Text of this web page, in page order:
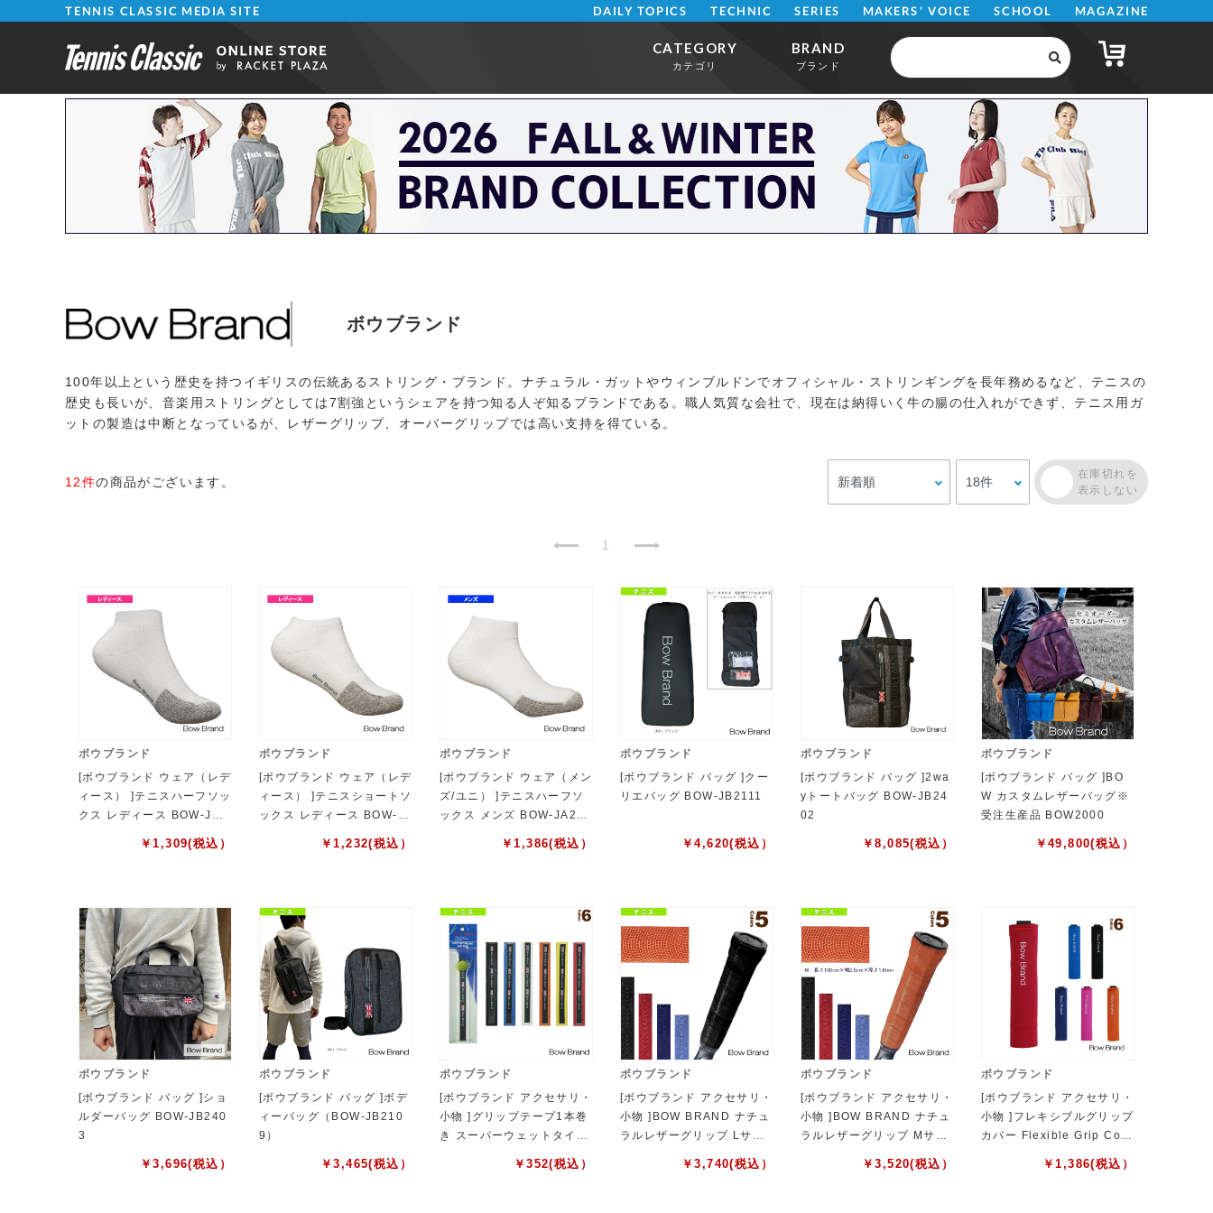
TENNIS CLASSIC MEDIA SITE DAILY TOPICS TECHNIC SERIES MAKERS' VOICE SCHOOL MAGAZINE
CATEGORY
カテゴリ
BRAND
ブランド
ボウブランド
100年以上という歴史を持つイギリスの伝統あるストリング・ブランド。ナチュラル・ガットやウィンブルドンでオフィシャル・ストリンギングを長年務めるなど、テニスの
歴史も長いが、音楽用ストリングとしては7割強というシェアを持つ知る人ぞ知るブランドである。職人気質な会社で、現在は納得いく牛の腸の仕入れができず、テニス用ガ
ットの製造は中断となっているが、レザーグリップ、オーバーグリップでは高い支持を得ている。
12件の商品がございます。
1
ボウブランド
[ボウブランド ウェア（レデ
ィース） ]テニスハーフソッ
クス レディース BOW-JA2
￥1,309(税込）
ボウブランド
[ボウブランド ウェア（レデ
ィース） ]テニスショートソ
ックス レディース BOW-J
￥1,232(税込）
ボウブランド
[ボウブランド ウェア（メン
ズ/ユニ） ]テニスハーフソ
ックス メンズ BOW-JA240
￥1,386(税込）
ボウブランド
[ボウブランド バッグ ]クー
リエバッグ BOW-JB2111
￥4,620(税込）
ボウブランド
[ボウブランド バッグ ]2wa
yトートバッグ BOW-JB24
02
￥8,085(税込）
ボウブランド
[ボウブランド バッグ ]BO
W カスタムレザーバッグ※
受注生産品 BOW2000
￥ 49,800(税込）
ボウブランド
[ボウブランド バッグ ]ショ
ルダーバッグ BOW-JB240
3
￥3,696(税込）
ボウブランド
[ボウブランド バッグ ]ボデ
ィーバッグ（BOW-JB210
9）
￥3,465(税込）
ボウブランド
[ボウブランド アクセサリ・
小物 ]グリップテープ1本巻
き スーパーウェットタイプ
￥352(税込）
ボウブランド
[ボウブランド アクセサリ・
小物 ]BOW BRAND ナチュ
ラルレザーグリップ Lサイ
￥3,740(税込）
ボウブランド
[ボウブランド アクセサリ・
小物 ]BOW BRAND ナチュ
ラルレザーグリップ Mサイ
￥3,520(税込）
ボウブランド
[ボウブランド アクセサリ・
小物 ]フレキシブルグリップ
カバー Flexible Grip Cov
￥1,386(税込）